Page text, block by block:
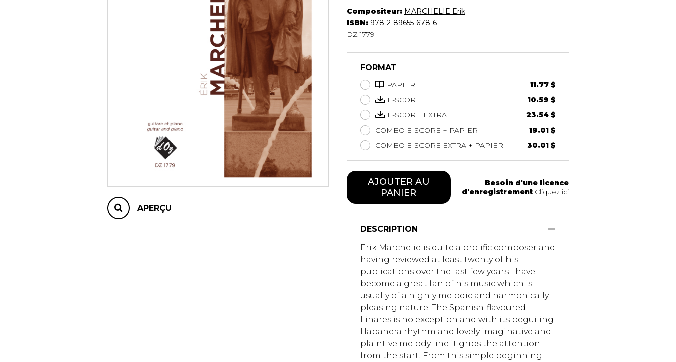
Hautbois
Luth
Mandoline
Piano
Saxophone
Trombone
Trompette
Tuba
Ukulélé
Violon
Violoncelle
APERÇU
Compositeur: MARCHELIE Erik
ISBN: 978-2-89655-678-6
DZ 1779
FORMAT
PAPIER
11.77 $
E-SCORE
10.59 $
E-SCORE EXTRA
23.54 $
COMBO E-SCORE + PAPIER
19.01 $
COMBO E-SCORE EXTRA + PAPIER
30.01 $
AJOUTER AU
PANIER
Besoin d'une licence
d'enregistrement Cliquez ici
DESCRIPTION
Erik Marchelie is quite a prolific composer and
having reviewed at least twenty of his
publications over the last few years I have
become a great fan of his music which is
usually of a highly melodic and harmonically
pleasing nature. The Spanish-flavoured
Linares is no exception and with its beguiling
Habanera rhythm and lovely imaginative and
plaintive melody line it grips the attention
from the start. From this simple beginning